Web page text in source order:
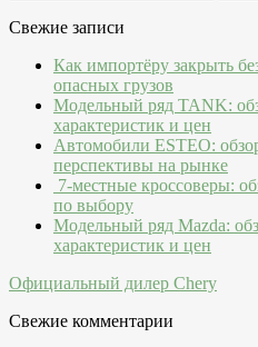
Свежие записи
Как импортёру закрыть
опасных грузов
Модельный ряд TANK:
характеристик и цен
Автомобили ESTEO:
перспективы на рынке
7-местные кроссоверы:
по выбору
Модельный ряд Mazda:
характеристик и цен
Официальный дилер Chery
Свежие комментарии